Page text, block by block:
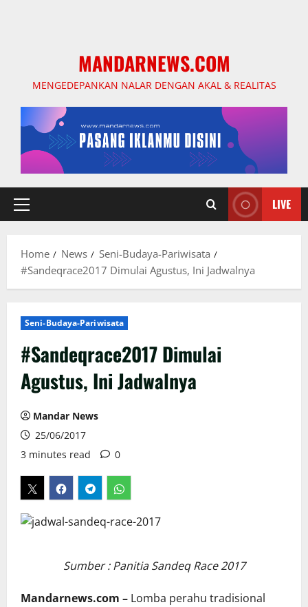
MANDARNEWS.COM
MENGEDEPANKAN NALAR DENGAN AKAL & REALITAS
Primary
LIVE
Home News
Seni-Budaya-Pariwisata
#Sandeqrace2017 Dimulai Agustus, Ini Jadwalnya
Seni-Budaya-Pariwisata
#Sandeqrace2017 Dimulai
Agustus, Ini Jadwalnya
Mandar News
25/06/2017
3 minutes read
0
Sumber : Panitia Sandeq Race 2017
Mandarnews.com – Lomba perahu tradisional